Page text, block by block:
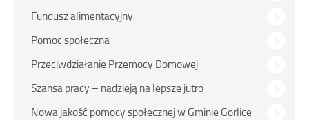
Fundusz alimentacyjny
Pomoc społeczna
Przeciwdziałanie Przemocy Domowej
Szansa pracy – nadzieją na lepsze jutro
Nowa jakość pomocy społecznej w Gminie Gorlice